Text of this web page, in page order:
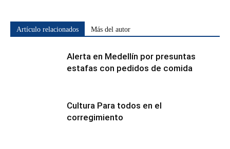
Artículo relacionados Más del autor
Alerta en Medellín por presuntas
estafas con pedidos de comida
Cultura Para todos en el
corregimiento